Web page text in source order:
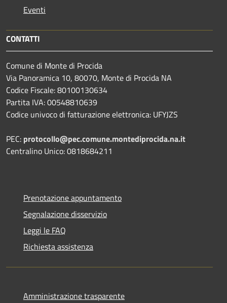
Eventi
CONTATTI
Comune di Monte di Procida
Via Panoramica 10, 80070, Monte di Procida NA
Codice Fiscale: 80100130634
Partita IVA: 00548810639
Codice univoco di fatturazione elettronica: UFYJZS
PEC: protocollo@pec.comune.montediprocida.na.it
Centralino Unico:0818684211
Prenotazione appuntamento
Segnalazione disservizio
Leggi le FAQ
Richiesta assistenza
Amministrazione trasparente